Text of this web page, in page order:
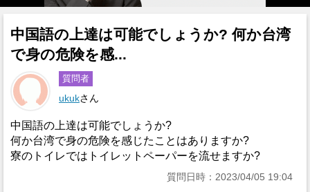
中国語の上達は可能でしょうか? 何か台湾
で身の危険を感...
質問者
ukukさん
中国語の上達は可能でしょうか?
何か台湾で身の危険を感じたことはありますか?
寮のトイレではトイレットペーパーを流せますか?
質問日時：2023/04/05 19:04